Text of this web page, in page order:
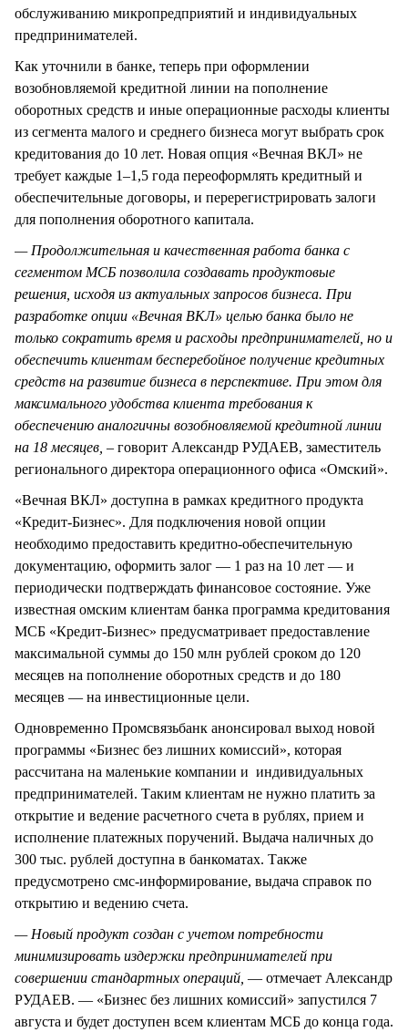
обслуживанию микропредприятий и индивидуальных
предпринимателей.
Как уточнили в банке, теперь при оформлении
возобновляемой кредитной линии на пополнение
оборотных средств и иные операционные расходы клиенты
из сегмента малого и среднего бизнеса могут выбрать срок
кредитования до 10 лет. Новая опция «Вечная ВКЛ» не
требует каждые 1–1,5 года переоформлять кредитный и
обеспечительные договоры, и перерегистрировать залоги
для пополнения оборотного капитала.
— Продолжительная и качественная работа банка с
сегментом МСБ позволила создавать продуктовые
решения, исходя из актуальных запросов бизнеса. При
разработке опции «Вечная ВКЛ» целью банка было не
только сократить время и расходы предпринимателей, но и
обеспечить клиентам бесперебойное получение кредитных
средств на развитие бизнеса в перспективе. При этом для
максимального удобства клиента требования к
обеспечению аналогичны возобновляемой кредитной линии
на 18 месяцев, – говорит Александр РУДАЕВ, заместитель
регионального директора операционного офиса «Омский».
«Вечная ВКЛ» доступна в рамках кредитного продукта
«Кредит-Бизнес». Для подключения новой опции
необходимо предоставить кредитно-обеспечительную
документацию, оформить залог — 1 раз на 10 лет — и
периодически подтверждать финансовое состояние. Уже
известная омским клиентам банка программа кредитования
МСБ «Кредит-Бизнес» предусматривает предоставление
максимальной суммы до 150 млн рублей сроком до 120
месяцев на пополнение оборотных средств и до 180
месяцев — на инвестиционные цели.
Одновременно Промсвязьбанк анонсировал выход новой
программы «Бизнес без лишних комиссий», которая
рассчитана на маленькие компании и индивидуальных
предпринимателей. Таким клиентам не нужно платить за
открытие и ведение расчетного счета в рублях, прием и
исполнение платежных поручений. Выдача наличных до
300 тыс. рублей доступна в банкоматах. Также
предусмотрено смс-информирование, выдача справок по
открытию и ведению счета.
— Новый продукт создан с учетом потребности
минимизировать издержки предпринимателей при
совершении стандартных операций, — отмечает Александр
РУДАЕВ. — «Бизнес без лишних комиссий» запустился 7
августа и будет доступен всем клиентам МСБ до конца года.